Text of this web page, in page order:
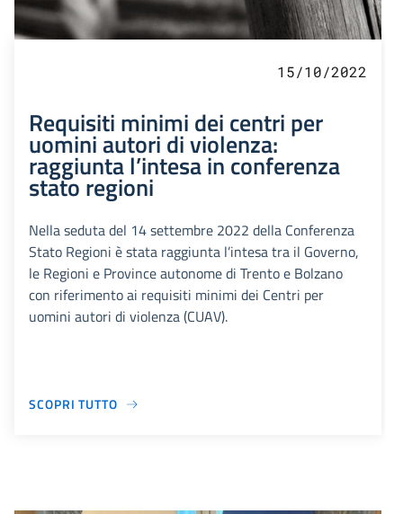
15/10/2022
Requisiti minimi dei centri per
uomini autori di violenza:
raggiunta l’intesa in conferenza
stato regioni
Nella seduta del 14 settembre 2022 della Conferenza
Stato Regioni è stata raggiunta l’intesa tra il Governo,
le Regioni e Province autonome di Trento e Bolzano
con riferimento ai requisiti minimi dei Centri per
uomini autori di violenza (CUAV).
SCOPRI TUTTO